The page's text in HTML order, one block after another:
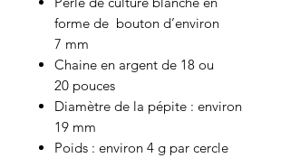
forme de bouton d’environ
7 mm
Chaine en argent de 18 ou
20 pouces
Diamètre de la pépite : environ
19 mm
Poids : environ 4 g par cercle